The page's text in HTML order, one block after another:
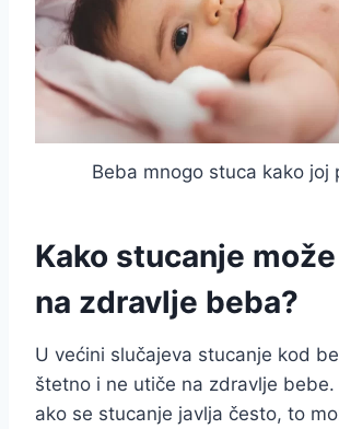
Beba mnogo stuca kako joj
Kako stucanje
na zdravlje beba?
U većini slučajeva stucanje kod
štetno i ne utiče na zdravlje
ako se stucanje javlja često, to